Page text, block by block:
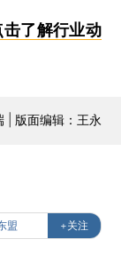
击了解行业动
| 版面编辑：王永
盟 +关注